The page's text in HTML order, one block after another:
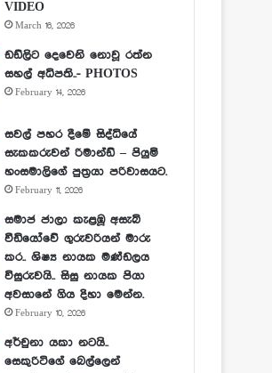
VIDEO
March 16, 2026
ඩඩ්ලිට දෙවෙනි නොවූ රත්න
සහල් අධිපති..- PHOTOS
February 14, 2026
සවල් පහර දීමේ සිද්ධියේ
සැකකරුවන් රිමාන්ඩ් – පියුමි
හංසමාලිගේ පුත්‍රයා පරිවාසයට.
February 11, 2026
සමාජ ජාලා කැළඹූ අසැබි
වීඩියෝවේ ගුරුවරියන් මාරු
කර.. ශිෂ්‍ය නායක මණ්ඩලය
විසුරුවයි.. සිසු නායක පියා
අවසානේ ගිය දිහා මෙන්න.
February 10, 2026
අර්චුනා යකා නටයි..
සෙකුරිටිගේ බෙල්ලෙන්